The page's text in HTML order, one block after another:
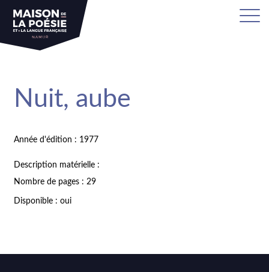
Nuit, aube
Année d'édition : 1977
Description matérielle :
Nombre de pages : 29
Disponible : oui